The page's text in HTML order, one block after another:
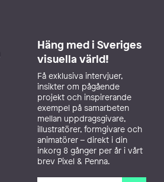
Häng med i Sveriges
visuella värld!
Få exklusiva intervjuer,
insikter om pågående
projekt och inspirerande
exempel på samarbeten
mellan uppdragsgivare,
illustratörer, formgivare och
animatörer – direkt i din
inkorg 8 gånger per år i vårt
brev Pixel & Penna.